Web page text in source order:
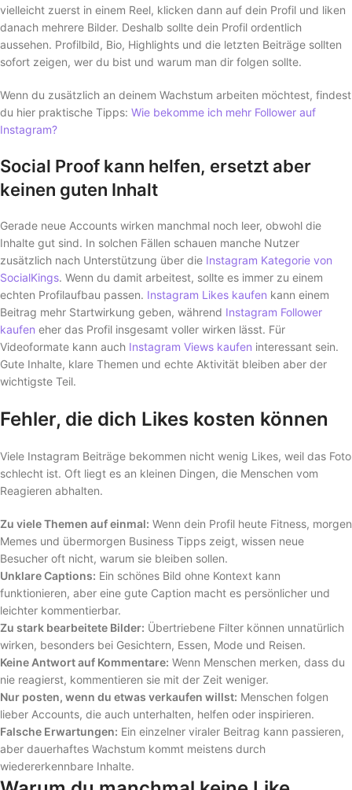
vielleicht zuerst in einem Reel, klicken dann auf dein Profil und liken
danach mehrere Bilder. Deshalb sollte dein Profil ordentlich
aussehen. Profilbild, Bio, Highlights und die letzten Beiträge sollten
sofort zeigen, wer du bist und warum man dir folgen sollte.
Wenn du zusätzlich an deinem Wachstum arbeiten möchtest, findest
du hier praktische Tipps: Wie bekomme ich mehr Follower auf
Instagram?
Social Proof kann helfen, ersetzt aber
keinen guten Inhalt
Gerade neue Accounts wirken manchmal noch leer, obwohl die
Inhalte gut sind. In solchen Fällen schauen manche Nutzer
zusätzlich nach Unterstützung über die Instagram Kategorie von
SocialKings. Wenn du damit arbeitest, sollte es immer zu einem
echten Profilaufbau passen. Instagram Likes kaufen kann einem
Beitrag mehr Startwirkung geben, während Instagram Follower
kaufen eher das Profil insgesamt voller wirken lässt. Für
Videoformate kann auch Instagram Views kaufen interessant sein.
Gute Inhalte, klare Themen und echte Aktivität bleiben aber der
wichtigste Teil.
Fehler, die dich Likes kosten können
Viele Instagram Beiträge bekommen nicht wenig Likes, weil das Foto
schlecht ist. Oft liegt es an kleinen Dingen, die Menschen vom
Reagieren abhalten.
Zu viele Themen auf einmal: Wenn dein Profil heute Fitness, morgen
Memes und übermorgen Business Tipps zeigt, wissen neue
Besucher oft nicht, warum sie bleiben sollen.
Unklare Captions: Ein schönes Bild ohne Kontext kann
funktionieren, aber eine gute Caption macht es persönlicher und
leichter kommentierbar.
Zu stark bearbeitete Bilder: Übertriebene Filter können unnatürlich
wirken, besonders bei Gesichtern, Essen, Mode und Reisen.
Keine Antwort auf Kommentare: Wenn Menschen merken, dass du
nie reagierst, kommentieren sie mit der Zeit weniger.
Nur posten, wenn du etwas verkaufen willst: Menschen folgen
lieber Accounts, die auch unterhalten, helfen oder inspirieren.
Falsche Erwartungen: Ein einzelner viraler Beitrag kann passieren,
aber dauerhaftes Wachstum kommt meistens durch
wiedererkennbare Inhalte.